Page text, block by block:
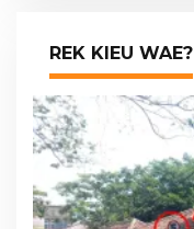
REK KIEU WAE?